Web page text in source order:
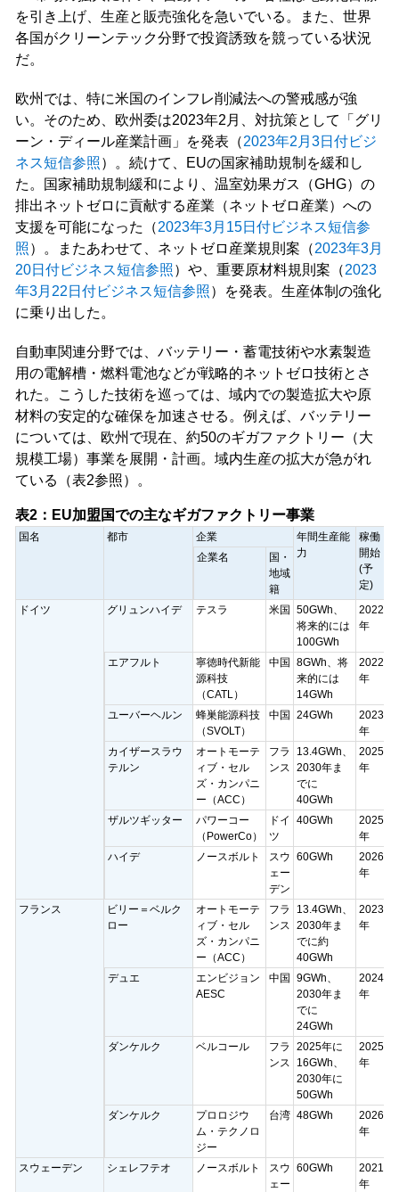
を引き上げ、生産と販売強化を急いでいる。また、世界
各国がクリーンテック分野で投資誘致を競っている状況
だ。
欧州では、特に米国のインフレ削減法への警戒感が強
い。そのため、欧州委は2023年2月、対抗策として「グリ
ーン・ディール産業計画」を発表（2023年2月3日付ビジ
ネス短信参照）。続けて、EUの国家補助規制を緩和し
た。国家補助規制緩和により、温室効果ガス（GHG）の
排出ネットゼロに貢献する産業（ネットゼロ産業）への
支援を可能になった（2023年3月15日付ビジネス短信参
照）。またあわせて、ネットゼロ産業規則案（2023年3月
20日付ビジネス短信参照）や、重要原材料規則案（2023
年3月22日付ビジネス短信参照）を発表。生産体制の強化
に乗り出した。
自動車関連分野では、バッテリー・蓄電技術や水素製造
用の電解槽・燃料電池などが戦略的ネットゼロ技術とさ
れた。こうした技術を巡っては、域内での製造拡大や原
材料の安定的な確保を加速させる。例えば、バッテリー
については、欧州で現在、約50のギガファクトリー（大
規模工場）事業を展開・計画。域内生産の拡大が急がれ
ている（表2参照）。
表2：EU加盟国での主なギガファクトリー事業
国名 都市 企業
年間生産能
力
稼働
開始
(予
定)
企業名
国・
地域
籍
ドイツ
グリュンハイデ テスラ 米国
50GWh、
将来的には
100GWh
2022
年
エアフルト
寧徳時代新能
源科技
（CATL）
中国
8GWh、将
来的には
14GWh
2022
年
ユーバーヘルン
蜂巣能源科技
（SVOLT）
中国 24GWh
2023
年
カイザースラウ
テルン
オートモーテ
ィブ・セル
ズ・カンパニ
ー（ACC）
フラ
ンス
13.4GWh、
2030年ま
でに
40GWh
2025
年
ザルツギッター
パワーコー
（PowerCo）
ドイ
ツ
40GWh
2025
年
ハイデ
ノースボルト
スウ
ェー
デン
60GWh
2026
年
フランス
ビリー＝ベルク
ロー
オートモーテ
ィブ・セル
ズ・カンパニ
ー（ACC）
フラ
ンス
13.4GWh、
2030年ま
でに約
40GWh
2023
年
デュエ
エンビジョン
AESC
中国
9GWh、
2030年ま
でに
24GWh
2024
年
ダンケルク ベルコール
フラ
ンス
2025年に
16GWh、
2030年に
50GWh
2025
年
ダンケルク
プロロジウ
ム・テクノロ
ジー
台湾 48GWh
2026
年
スウェーデン シェレフテオ ノースボルト
スウ
ェー
60GWh
2021
年